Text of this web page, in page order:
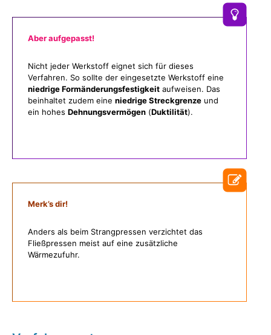
Aber aufgepasst!
Nicht jeder Werkstoff eignet sich für dieses
Verfahren. So sollte der eingesetzte Werkstoff eine
niedrige Formänderungsfestigkeit aufweisen. Das
beinhaltet zudem eine niedrige Streckgrenze und
ein hohes Dehnungsvermögen (Duktilität).
Merk’s dir!
Anders als beim Strangpressen verzichtet das
Fließpressen meist auf eine zusätzliche
Wärmezufuhr.